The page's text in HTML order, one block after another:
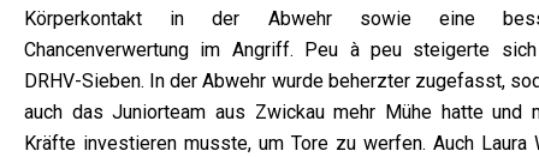
Körperkontakt in der Abwehr sowie eine
Chancenverwertung im Angriff. Peu à peu steigerte
DRHV-Sieben. In der Abwehr wurde beherzter zugefasst,
auch das Juniorteam aus Zwickau mehr Mühe hatte und
Kräfte investieren musste, um Tore zu werfen. Auch Laura